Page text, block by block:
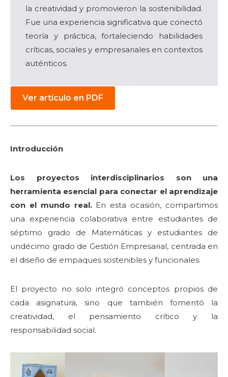
la creatividad y promovieron la sostenibilidad.
Fue una experiencia significativa que conectó
teoría y práctica, fortaleciendo habilidades
críticas, sociales y empresariales en contextos
auténticos.
Ver artículo en PDF
Introducción
Los proyectos interdisciplinarios son una
herramienta esencial para conectar el aprendizaje
con el mundo real.En esta ocasión, compartimos
una experiencia colaborativa entre estudiantes de
séptimo grado de Matemáticas y estudiantes de
undécimo grado de Gestión Empresarial, centrada en
el diseño de empaques sostenibles y funcionales.
El proyecto no solo integró conceptos propios de
cada asignatura, sino que también fomentó la
creatividad, el pensamiento crítico y la
responsabilidad social.